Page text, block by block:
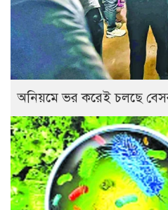
অনিয়মে ভর করেই চলছে